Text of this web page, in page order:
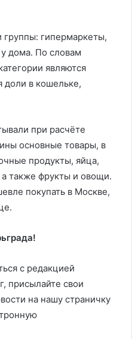
гипермаркеты,
дома. По словам
являются
доли в кошельке,
при расчёте
основные товары, в
продукты, яйца,
также фрукты и овощи.
покупать в Москве,
с редакцией
присылайте свои
на нашу страничку